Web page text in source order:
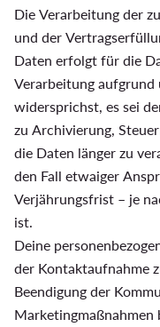
Die Verarbeitung der
und der
Daten erfolgt für die
Verarbeitung aufgrund
widersprichst, es sei
zu Archivierung,
die Daten länger zu
den Fall etwaiger
Verjährungsfrist – je
ist.
Deine
der Kontaktaufnahme
Beendigung der
Marketingmaßnahmen